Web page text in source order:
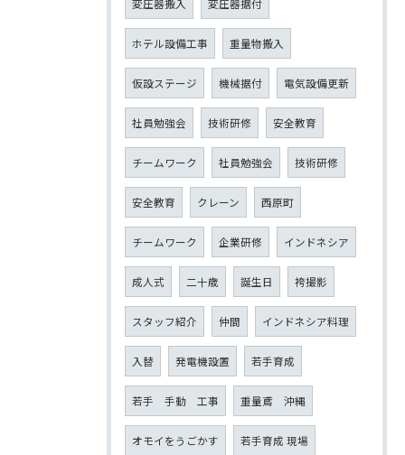
変圧器搬入 変圧器据付
ホテル設備工事 重量物搬入
仮設ステージ 機械据付 電気設備更新
社員勉強会 技術研修 安全教育
チームワーク 社員勉強会 技術研修
安全教育 クレーン 西原町
チームワーク 企業研修 インドネシア
成人式 二十歳 誕生日 袴撮影
スタッフ紹介 仲間 インドネシア料理
入替 発電機設置 若手育成
若手 手動 工事 重量鳶 沖縄
オモイをうごかす 若手育成 現場